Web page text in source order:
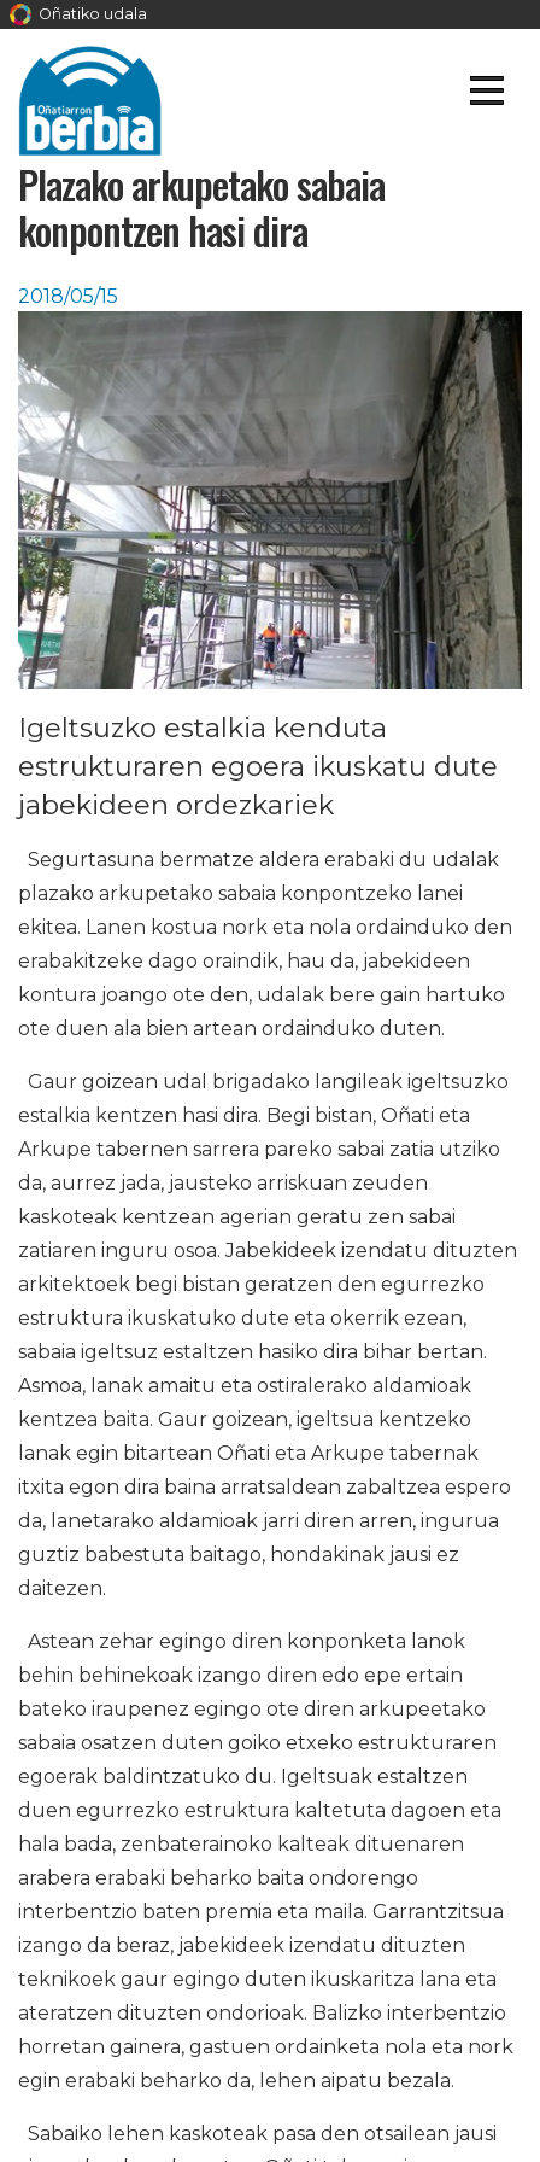
Oñatiko udala
Plazako arkupetako sabaia
konpontzen hasi dira
2018/05/15
Igeltsuzko estalkia kenduta
estrukturaren egoera ikuskatu dute
jabekideen ordezkariek
Segurtasuna bermatze aldera erabaki du udalak
plazako arkupetako sabaia konpontzeko lanei
ekitea. Lanen kostua nork eta nola ordainduko den
erabakitzeke dago oraindik, hau da, jabekideen
kontura joango ote den, udalak bere gain hartuko
ote duen ala bien artean ordainduko duten.
Gaur goizean udal brigadako langileak igeltsuzko
estalkia kentzen hasi dira. Begi bistan, Oñati eta
Arkupe tabernen sarrera pareko sabai zatia utziko
da, aurrez jada, jausteko arriskuan zeuden
kaskoteak kentzean agerian geratu zen sabai
zatiaren inguru osoa. Jabekideek izendatu dituzten
arkitektoek begi bistan geratzen den egurrezko
estruktura ikuskatuko dute eta okerrik ezean,
sabaia igeltsuz estaltzen hasiko dira bihar bertan.
Asmoa, lanak amaitu eta ostiralerako aldamioak
kentzea baita. Gaur goizean, igeltsua kentzeko
lanak egin bitartean Oñati eta Arkupe tabernak
itxita egon dira baina arratsaldean zabaltzea espero
da, lanetarako aldamioak jarri diren arren, ingurua
guztiz babestuta baitago, hondakinak jausi ez
daitezen.
Astean zehar egingo diren konponketa lanok
behin behinekoak izango diren edo epe ertain
bateko iraupenez egingo ote diren arkupeetako
sabaia osatzen duten goiko etxeko estrukturaren
egoerak baldintzatuko du. Igeltsuak estaltzen
duen egurrezko estruktura kaltetuta dagoen eta
hala bada, zenbaterainoko kalteak dituenaren
arabera erabaki beharko baita ondorengo
interbentzio baten premia eta maila. Garrantzitsua
izango da beraz, jabekideek izendatu dituzten
teknikoek gaur egingo duten ikuskaritza lana eta
ateratzen dituzten ondorioak. Balizko interbentzio
horretan gainera, gastuen ordainketa nola eta nork
egin erabaki beharko da, lehen aipatu bezala.
Sabaiko lehen kaskoteak pasa den otsailean jausi